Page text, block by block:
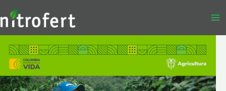
al
contenido